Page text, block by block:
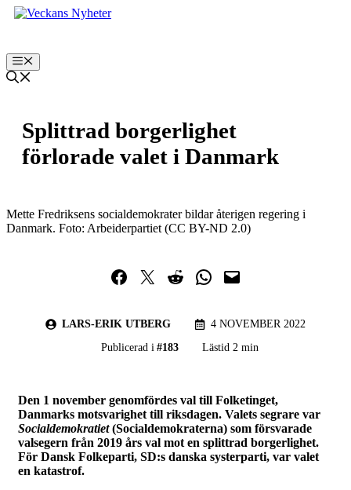
Hoppa
Meny
Splittrad borgerlighet
förlorade valet i Danmark
Mette Fredriksens socialdemokrater bildar återigen regering i
Danmark. Foto: Arbeiderpartiet (CC BY-ND 2.0)
Dela på Facebook
Dela på TwitterDela på RedditDela i WhatsApp
Maila en länk
LARS-ERIK UTBERG
4 NOVEMBER 2022
Publicerad i #183 Lästid 2 min
Den 1 november genomfördes val till Folketinget,
Danmarks motsvarighet till riksdagen. Valets segrare var
Socialdemokratiet(Socialdemokraterna) som försvarade
valsegern från 2019 års val mot en splittrad borgerlighet.
För Dansk Folkeparti, SD:s danska systerparti, var valet
en katastrof.